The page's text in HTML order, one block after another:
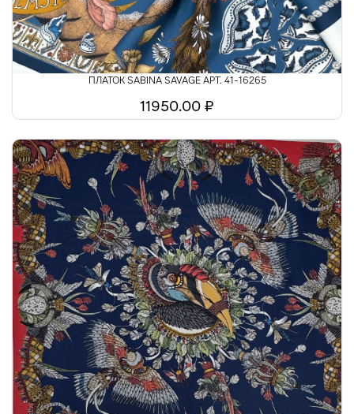
ПЛАТОК SABINA SAVAGE АРТ. 41-16265
11950.00 ₽